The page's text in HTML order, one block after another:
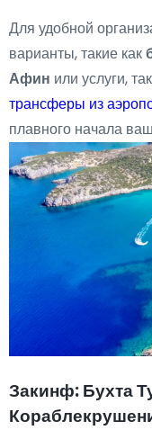
Для удобной
варианты, такие как
Афин или услуги,
трансферы из
плавного начала
Закинф: Бухта